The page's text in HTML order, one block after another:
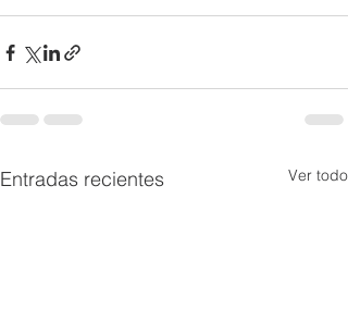
Entradas recientes Ver todo